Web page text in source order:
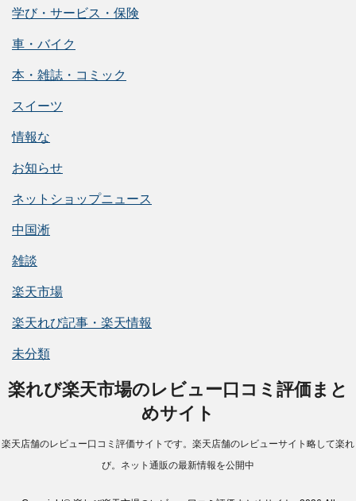
学び・サービス・保険
車・バイク
本・雑誌・コミック
スイーツ
情報な
お知らせ
ネットショップニュース
中国淅
雑談
楽天市場
楽天れび記事・楽天情報
未分類
楽れび楽天市場のレビュー口コミ評価まと
めサイト
楽天店舗のレビュー口コミ評価サイトです。楽天店舗のレビューサイト略して楽れ
び。ネット通販の最新情報を公開中